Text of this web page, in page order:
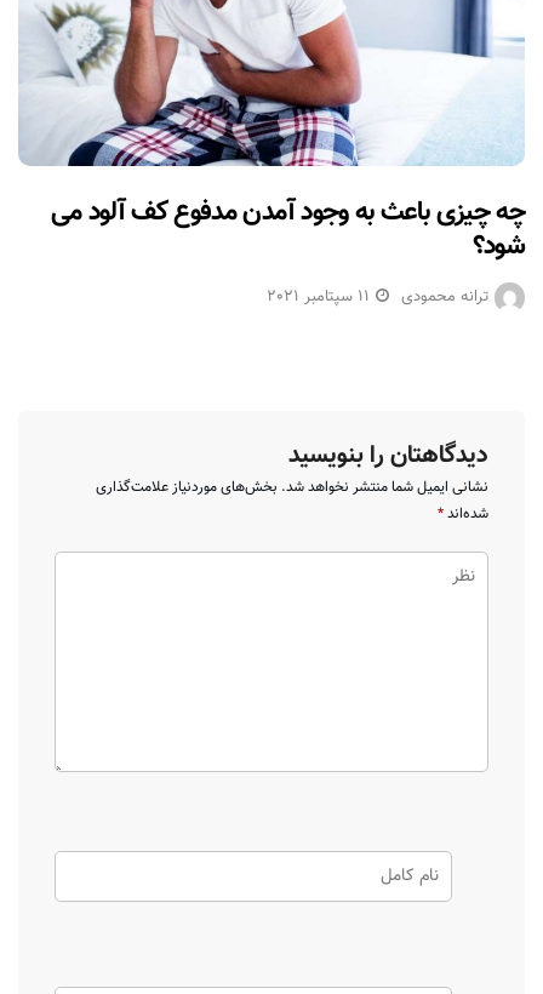
چه چیزی باعث به وجود آمدن مدفوع کف آلود می
شود؟
ترانه محمودی 11 سپتامبر 2021
دیدگاهتان را بنویسید
نشانی ایمیل شما منتشر نخواهد شد. بخش‌های موردنیاز علامت‌گذاری
شده‌اند*